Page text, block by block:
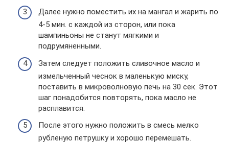
Далее нужно поместить их на мангал и жарить по
4-5 мин. с каждой из сторон, или пока
шампиньоны не станут мягкими и
подрумяненными.
Затем следует положить сливочное масло и
измельченный чеснок в маленькую миску,
поставить в микроволновую печь на 30 сек. Этот
шаг понадобится повторять, пока масло не
расплавится.
После этого нужно положить в смесь мелко
рубленую петрушку и хорошо перемешать.